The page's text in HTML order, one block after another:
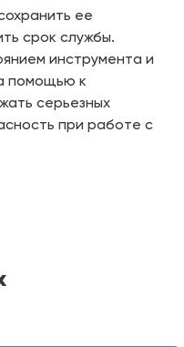
ее
срок службы.
инструмента и
помощью к
серьезных
при работе с